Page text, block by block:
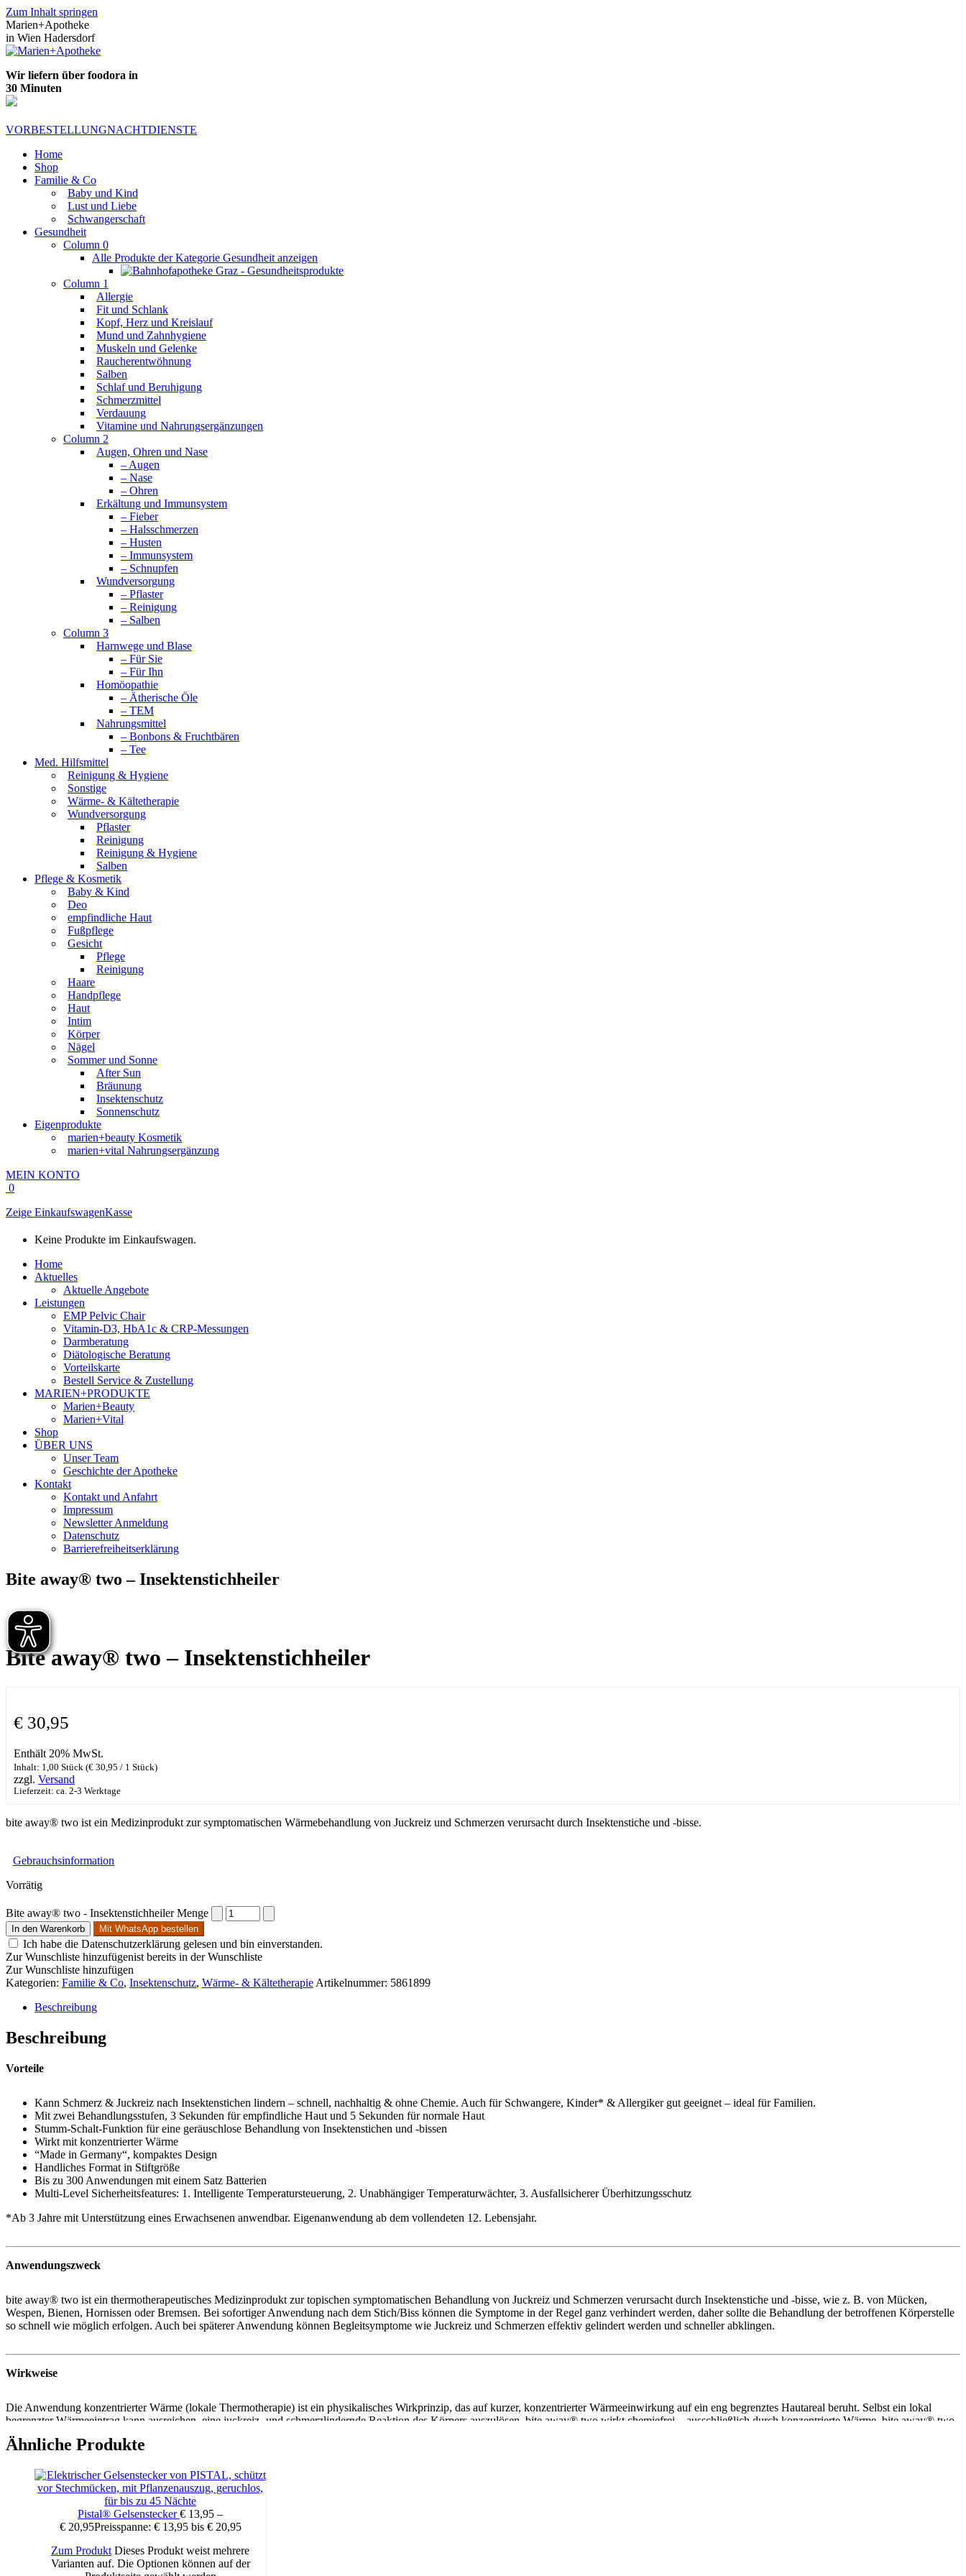
Zum Inhalt springen
Marien+Apotheke
in Wien Hadersdorf
Wir liefern über foodora in
30 Minuten
VORBESTELLUNGNACHTDIENSTE
Home
Shop
Familie & Co
Baby und Kind
Lust und Liebe
Schwangerschaft
Gesundheit
Column 0
Alle Produkte der Kategorie Gesundheit anzeigen
Column 1
Allergie
Fit und Schlank
Kopf, Herz und Kreislauf
Mund und Zahnhygiene
Muskeln und Gelenke
Raucherentwöhnung
Salben
Schlaf und Beruhigung
Schmerzmittel
Verdauung
Vitamine und Nahrungsergänzungen
Column 2
Augen, Ohren und Nase
– Augen
– Nase
– Ohren
Erkältung und Immunsystem
– Fieber
– Halsschmerzen
– Husten
– Immunsystem
– Schnupfen
Wundversorgung
– Pflaster
– Reinigung
– Salben
Column 3
Harnwege und Blase
– Für Sie
– Für Ihn
Homöopathie
– Ätherische Öle
– TEM
Nahrungsmittel
– Bonbons & Fruchtbären
– Tee
Med. Hilfsmittel
Reinigung & Hygiene
Sonstige
Wärme- & Kältetherapie
Wundversorgung
Pflaster
Reinigung
Reinigung & Hygiene
Salben
Pflege & Kosmetik
Baby & Kind
Deo
empfindliche Haut
Fußpflege
Gesicht
Pflege
Reinigung
Haare
Handpflege
Haut
Intim
Körper
Nägel
Sommer und Sonne
After Sun
Bräunung
Insektenschutz
Sonnenschutz
Eigenprodukte
marien+beauty Kosmetik
marien+vital Nahrungsergänzung
MEIN KONTO
0
Zeige EinkaufswagenKasse
Keine Produkte im Einkaufswagen.
Home
Aktuelles
Aktuelle Angebote
Leistungen
EMP Pelvic Chair
Vitamin-D3, HbA1c & CRP-Messungen
Darmberatung
Diätologische Beratung
Vorteilskarte
Bestell Service & Zustellung
MARIEN+PRODUKTE
Marien+Beauty
Marien+Vital
Shop
ÜBER UNS
Unser Team
Geschichte der Apotheke
Kontakt
Kontakt und Anfahrt
Impressum
Newsletter Anmeldung
Datenschutz
Barrierefreiheitserklärung
Bite away® two – Insektenstichheiler
Bite away® two – Insektenstichheiler
€ 30,95
Enthält 20% MwSt.
Inhalt: 1,00 Stück (€ 30,95 / 1 Stück)
zzgl. Versand
Lieferzeit: ca. 2-3 Werktage
bite away® two ist ein Medizinprodukt zur symptomatischen Wärmebehandlung von Juckreiz und Schmerzen verursacht durch Insektenstiche und -bisse.
Gebrauchsinformation
Vorrätig
Bite away® two - Insektenstichheiler Menge
In den Warenkorb Mit WhatsApp bestellen
Ich habe die Datenschutzerklärung gelesen und bin einverstanden.
Zur Wunschliste hinzufügenist bereits in der Wunschliste
Zur Wunschliste hinzufügen
Kategorien: Familie & Co, Insektenschutz, Wärme- & Kältetherapie Artikelnummer: 5861899
Beschreibung
Beschreibung
Vorteile
Kann Schmerz & Juckreiz nach Insektenstichen lindern – schnell, nachhaltig & ohne Chemie. Auch für Schwangere, Kinder* & Allergiker gut geeignet – ideal für Familien.
Mit zwei Behandlungsstufen, 3 Sekunden für empfindliche Haut und 5 Sekunden für normale Haut
Stumm-Schalt-Funktion für eine geräuschlose Behandlung von Insektenstichen und -bissen
Wirkt mit konzentrierter Wärme
“Made in Germany“, kompaktes Design
Handliches Format in Stiftgröße
Bis zu 300 Anwendungen mit einem Satz Batterien
Multi-Level Sicherheitsfeatures: 1. Intelligente Temperatursteuerung, 2. Unabhängiger Temperaturwächter, 3. Ausfallsicherer Überhitzungsschutz
*Ab 3 Jahre mit Unterstützung eines Erwachsenen anwendbar. Eigenanwendung ab dem vollendeten 12. Lebensjahr.
Anwendungszweck
bite away® two ist ein thermotherapeutisches Medizinprodukt zur topischen symptomatischen Behandlung von Juckreiz und Schmerzen verursacht durch Insektenstiche und -bisse, wie z. B. von Mücken,
Wespen, Bienen, Hornissen oder Bremsen. Bei sofortiger Anwendung nach dem Stich/Biss können die Symptome in der Regel ganz verhindert werden, daher sollte die Behandlung der betroffenen Körperstelle
so schnell wie möglich erfolgen. Auch bei späterer Anwendung können Begleitsymptome wie Juckreiz und Schmerzen effektiv gelindert werden und schneller abklingen.
Wirkweise
Die Anwendung konzentrierter Wärme (lokale Thermotherapie) ist ein physikalisches Wirkprinzip, das auf kurzer, konzentrierter Wärmeeinwirkung auf ein eng begrenztes Hautareal beruht. Selbst ein lokal
begrenzter Wärmeeintrag kann ausreichen, eine juckreiz- und schmerzlindernde Reaktion des Körpers auszulösen. bite away® two wirkt chemiefrei – ausschließlich durch konzentrierte Wärme. bite away® two
ist daher auch für Schwangere und Kinder geeignet. bite away® two ist aufgrund der keramischen Kontaktfläche ebenfalls für Allergiker geeignet.
Anwendung
bite away® kann den Juckreiz nach Mückenstichen schon nach einer Minute lindern: Die Anwendung dauert nur einige Sekunden und ist jederzeit & überall möglich.
Ansetzen: Setze die keramische Kontaktfläche auf die Stich- bzw. Bissstelle.
Taste drücken: Wähle 3 oder 5 Sekunden Behandlungszeit & drücke die entsprechende Taste. Ein Ton signalisiert den Behandlungsstart.
Ähnliche Produkte
Pistal® Gelsenstecker€ 13,95 –
€20,95Preisspanne: € 13,95 bis € 20,95
Zum Produkt Dieses Produkt weist mehrere
Varianten auf. Die Optionen können auf der